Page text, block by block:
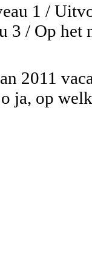
1 /
3 / Op
2011
ja, op